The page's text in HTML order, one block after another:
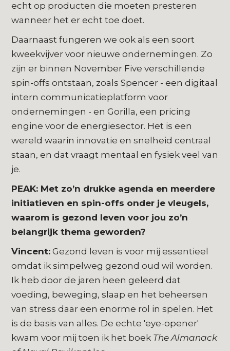
echt op producten die moeten presteren
wanneer het er echt toe doet.
Daarnaast fungeren we ook als een soort
kweekvijver voor nieuwe ondernemingen. Zo
zijn er binnen November Five verschillende
spin-offs ontstaan, zoals Spencer - een digitaal
intern communicatieplatform voor
ondernemingen - en Gorilla, een pricing
engine voor de energiesector. Het is een
wereld waarin innovatie en snelheid centraal
staan, en dat vraagt mentaal en fysiek veel van
je.
PEAK: Met zo’n drukke agenda en meerdere
initiatieven en spin-offs onder je vleugels,
waarom is gezond leven voor jou zo’n
belangrijk thema geworden?
Vincent: Gezond leven is voor mij essentieel
omdat ik simpelweg gezond oud wil worden.
Ik heb door de jaren heen geleerd dat
voeding, beweging, slaap en het beheersen
van stress daar een enorme rol in spelen. Het
is de basis van alles. De echte 'eye-opener'
kwam voor mij toen ik het boek The Almanack